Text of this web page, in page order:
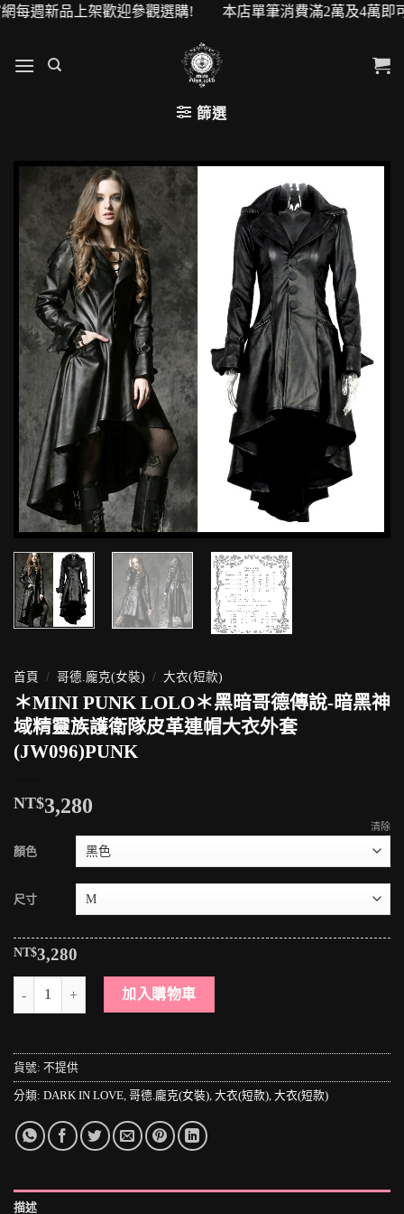
架歡迎參觀選購! 本店單筆消費滿2萬及4萬即可升級
篩選
首頁 / 哥德.龐克(女裝) / 大衣(短款)
＊MINI PUNK LOLO＊黑暗哥德傳說-暗黑神
域精靈族護衛隊皮革連帽大衣外套
(JW096)PUNK
NT$3,280
顏色
尺寸
清除
NT$3,280
＊MINI PUNK LOLO＊黑暗哥德傳說-暗黑神域精靈族護衛隊皮革連
加入購物車
貨號: 不提供
分類: DARK IN LOVE, 哥德.龐克(女裝), 大衣(短款), 大衣(短款)
描述